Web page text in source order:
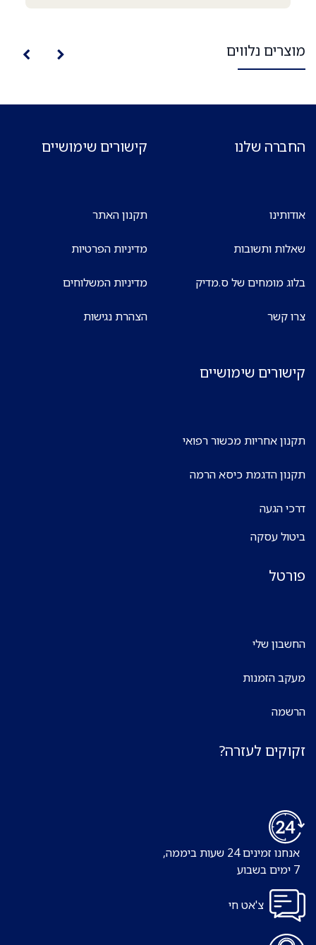
מוצרים נלווים
החברה שלנו
אודותינו
שאלות ותשובות
בלוג מומחים של ס.מדיק
צרו קשר
קישורים שימושיים
תקנון האתר
מדיניות הפרטיות
מדיניות המשלוחים
הצהרת נגישות
קישורים שימושיים
תקנון אחריות מכשור רפואי
תקנון הדגמת כיסא הרמה
דרכי הגעה
ביטול עסקה
פורטל
החשבון שלי
מעקב הזמנות
הרשמה
זקוקים לעזרה?
אנחנו זמינים 24 שעות ביממה,
צ'אט חי